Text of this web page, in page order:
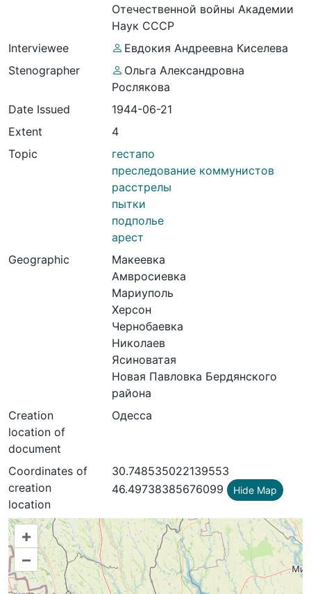
Отечественной войны Академии
Наук СССР
Interviewee
Евдокия Андреевна Киселева
Stenographer
Ольга Александровна
Рослякова
Date Issued
1944-06-21
Extent
4
Topic
гестапо
преследование коммунистов
расстрелы
пытки
подполье
арест
Geographic
Макеевка
Амвросиевка
Мариуполь
Херсон
Чернобаевка
Николаев
Ясиноватая
Новая Павловка Бердянского
района
Creation
location of
document
Одесса
Coordinates of
creation
location
30.748535022139553
46.49738385676099 Hide Map
+
–